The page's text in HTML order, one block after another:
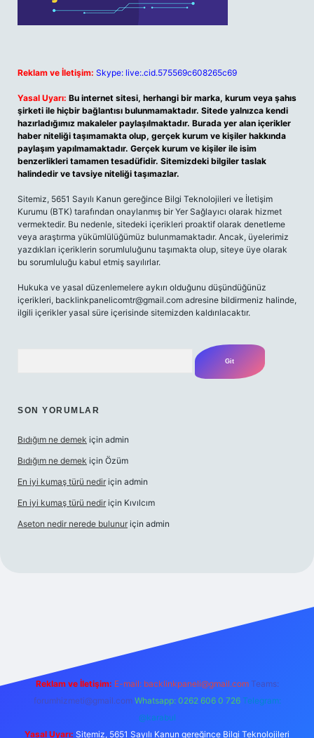
Reklam ve İletişim: Skype: live:.cid.575569c608265c69
Yasal Uyarı: Bu internet sitesi, herhangi bir marka, kurum veya şahıs
şirketi ile hiçbir bağlantısı bulunmamaktadır. Sitede yalnızca kendi
hazırladığımız makaleler paylaşılmaktadır. Burada yer alan içerikler
haber niteliği taşımamakta olup, gerçek kurum ve kişiler hakkında
paylaşım yapılmamaktadır. Gerçek kurum ve kişiler ile isim
benzerlikleri tamamen tesadüfidir. Sitemizdeki bilgiler taslak
halindedir ve tavsiye niteliği taşımazlar.
Sitemiz, 5651 Sayılı Kanun gereğince Bilgi Teknolojileri ve İletişim
Kurumu (BTK) tarafından onaylanmış bir Yer Sağlayıcı olarak hizmet
vermektedir. Bu nedenle, sitedeki içerikleri proaktif olarak denetleme
veya araştırma yükümlülüğümüz bulunmamaktadır. Ancak, üyelerimiz
yazdıkları içeriklerin sorumluluğunu taşımakta olup, siteye üye olarak
bu sorumluluğu kabul etmiş sayılırlar.
Hukuka ve yasal düzenlemelere aykırı olduğunu düşündüğünüz
içerikleri, backlinkpanelicomtr@gmail.com adresine bildirmeniz halinde,
ilgili içerikler yasal süre içerisinde sitemizden kaldırılacaktır.
SON YORUMLAR
Bıdığım ne demek için admin
Bıdığım ne demek için Özüm
En iyi kumaş türü nedir için admin
En iyi kumaş türü nedir için Kıvılcım
Aseton nedir nerede bulunur için admin
Reklam ve İletişim: E-mail: backlinkpaneli@gmail.com Teams:
forumhizmeti@gmail.com Whatsapp: 0262 606 0 726 Telegram:
@karabul
Yasal Uyarı: Sitemiz, 5651 Sayılı Kanun gereğince Bilgi Teknolojileri